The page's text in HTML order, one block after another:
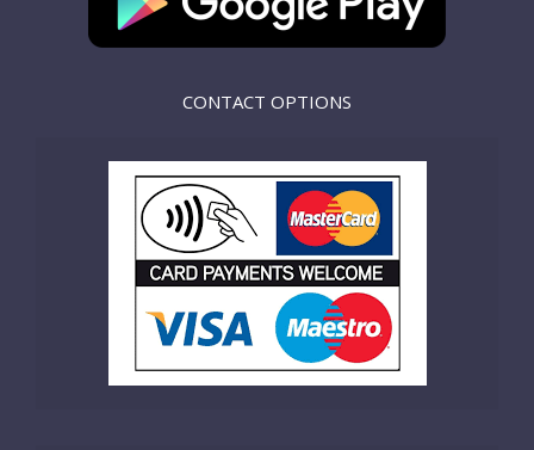
CONTACT OPTIONS